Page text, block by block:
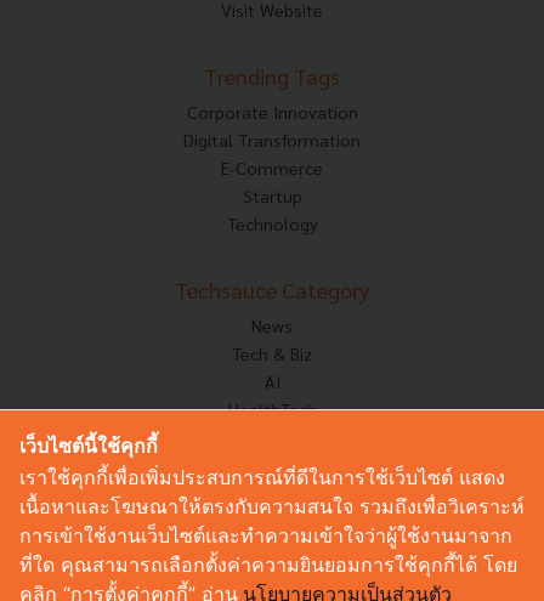
Visit Website
Trending Tags
Corporate Innovation
Digital Transformation
E-Commerce
Startup
Technology
Techsauce Category
News
Tech & Biz
AI
HealthTech
Corp Innov
Saucy Thoughts
Sustainable
Videos
เว็บไซต์นี้ใช้คุกกี้
เราใช้คุกกี้เพื่อเพิ่มประสบการณ์ที่ดีในการใช้เว็บไซต์ แสดง
เนื้อหาและโฆษณาให้ตรงกับความสนใจ รวมถึงเพื่อวิเคราะห์
การเข้าใช้งานเว็บไซต์และทำความเข้าใจว่าผู้ใช้งานมาจาก
ที่ใด คุณสามารถเลือกตั้งค่าความยินยอมการใช้คุกกี้ได้ โดย
คลิก “การตั้งค่าคุกกี้” อ่าน นโยบายความเป็นส่วนตัว